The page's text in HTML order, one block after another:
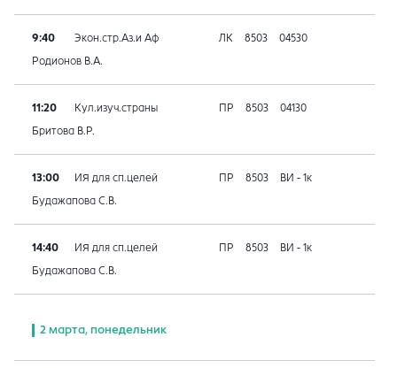
9:40 Экон.стр.Аз.и Аф ЛК 8503 04530
Родионов В.А.
11:20 Кул.изуч.страны ПР 8503 04130
Бритова В.Р.
13:00 ИЯ для сп.целей ПР 8503 ВИ - 1к
Будажапова С.В.
14:40 ИЯ для сп.целей ПР 8503 ВИ - 1к
Будажапова С.В.
2 марта, понедельник